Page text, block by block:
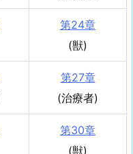
第24章
(獣)
第27章
(治療者)
第30章
(獣)